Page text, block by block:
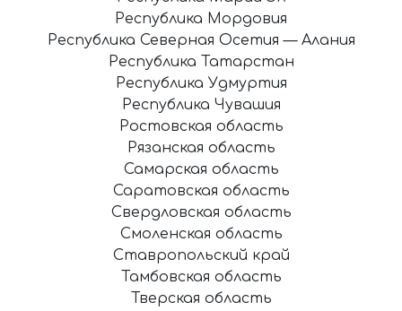
Республика Мордовия
Республика Северная Осетия — Алания
Республика Татарстан
Республика Удмуртия
Республика Чувашия
Ростовская область
Рязанская область
Самарская область
Саратовская область
Свердловская область
Смоленская область
Ставропольский край
Тамбовская область
Тверская область